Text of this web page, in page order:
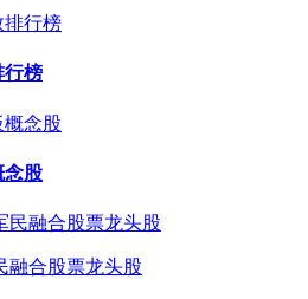
行榜
念股
融合股票龙头股